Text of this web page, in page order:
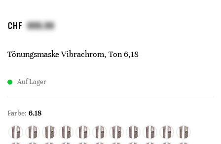
CHF
Tönungsmaske Vibrachrom, Ton 6,18
Auf Lager
Farbe: 6.18